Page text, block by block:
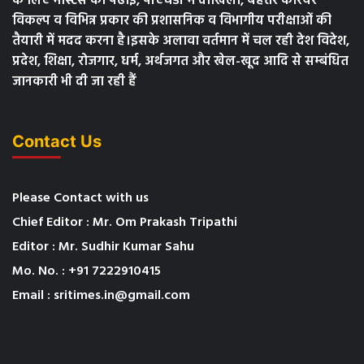
विकल्प व विभिन्न प्रकार की प्रशासनिक व विभागीय परीक्षाओं की
तैयारी में मदद करना है।इसके अलावा वर्तमान में चल रही देश विदेश,
प्रदेश, शिक्षा, रोजगार, धर्म, अर्थजगत और खेल-खूद आदि से सम्बंधित
जानकारी भी दी जा रही हैं
Contact Us
Please Contact with us
Chief Editor : Mr. Om Prakash Tripathi
Editor : Mr. Sudhir Kumar Sahu
Mo. No. : +91 7222910415
Email : sritimes.in@gmail.com